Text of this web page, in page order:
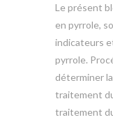
Le présent
en pyrrole,
indicateurs
pyrrole.
déterminer
traitement
traitement